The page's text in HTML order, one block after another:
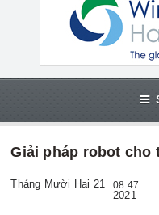
Giải pháp robot cho
Tháng Mười Hai 21 08:47
2021